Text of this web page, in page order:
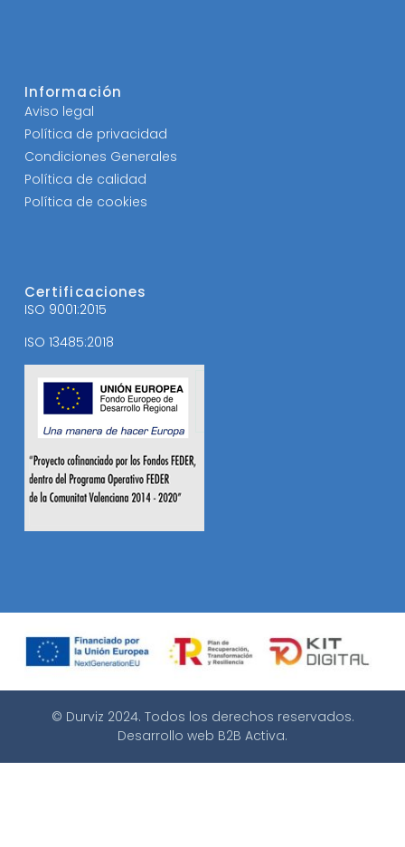
Información
Aviso legal
Política de privacidad
Condiciones Generales
Política de calidad
Política de cookies
Certificaciones
ISO 9001:2015
ISO 13485:2018
© Durviz 2024. Todos los derechos reservados.
Desarrollo web B2B Activa.